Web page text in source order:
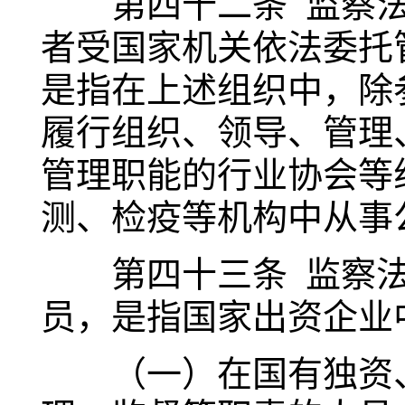
者受国家机关依法委
是指在上述组织中，
履行组织、领导、管
管理职能的行业协会
测、检疫等机构中从
第四十三条 监察法
员，是指国家出资企
（一）在国有独资